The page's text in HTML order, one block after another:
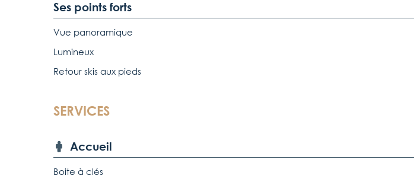
Ses points forts
Vue panoramique
Lumineux
Retour skis aux pieds
SERVICES
Accueil
Boite à clés